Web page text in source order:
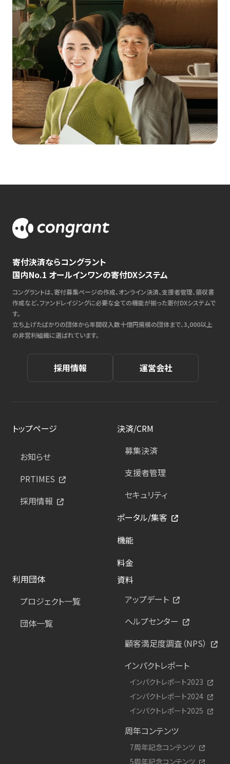
寄付決済ならコングラント
国内No.1 オールインワンの寄付DXシステム
コングラントは、寄付募集ページの作成、オンライン決済、支援者管理、領収書
作成など、ファンドレイジングに必要な全ての機能が揃った寄付DXシステムで
す。
立ち上げたばかりの団体から年間収入数十億円規模の団体まで、3,000以上
の非営利組織に選ばれています。
採用情報 運営会社
トップページ
お知らせ
PRTIMES
採用情報
決済/CRM
募集決済
支援者管理
セキュリティ
ポータル/集客
機能
料金
利用団体
プロジェクト一覧
団体一覧
資料
アップデート
ヘルプセンター
顧客満足度調査（NPS）
インパクトレポート
インパクトレポート2023
インパクトレポート2024
インパクトレポート2025
周年コンテンツ
7周年記念コンテンツ
5周年記念コンテンツ